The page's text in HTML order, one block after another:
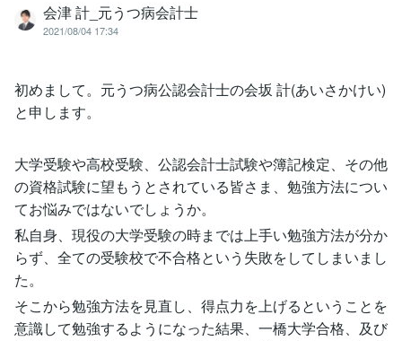
会津 計_元うつ病会計士
2021/08/04 17:34
初めまして。元うつ病公認会計士の会坂 計(あいさかけい)
と申します。
大学受験や高校受験、公認会計士試験や簿記検定、その他
の資格試験に望もうとされている皆さま、勉強方法につい
てお悩みではないでしょうか。
私自身、現役の大学受験の時までは上手い勉強方法が分か
らず、全ての受験校で不合格という失敗をしてしまいまし
た。
そこから勉強方法を見直し、得点力を上げるということを
意識して勉強するようになった結果、一橋大学合格、及び